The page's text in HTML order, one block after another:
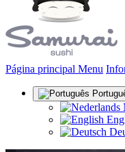
Página principal (actual)
Menu